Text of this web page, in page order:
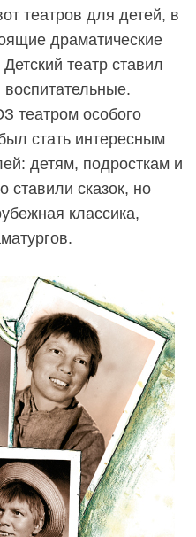
театров для детей, в
драматические
театр ставил
театром особого
стать интересным
детям, подросткам и
сказок, но
классика,